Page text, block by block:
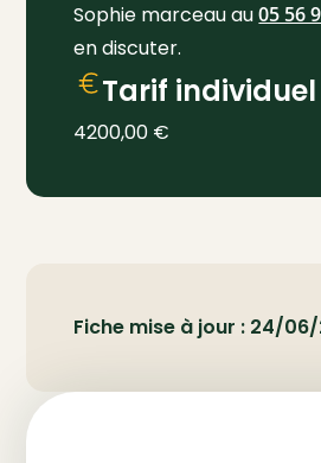
Sophie marceau au05 56
en discuter.
Tarif individuel
4200,00 €
Fiche mise à jour : 24/